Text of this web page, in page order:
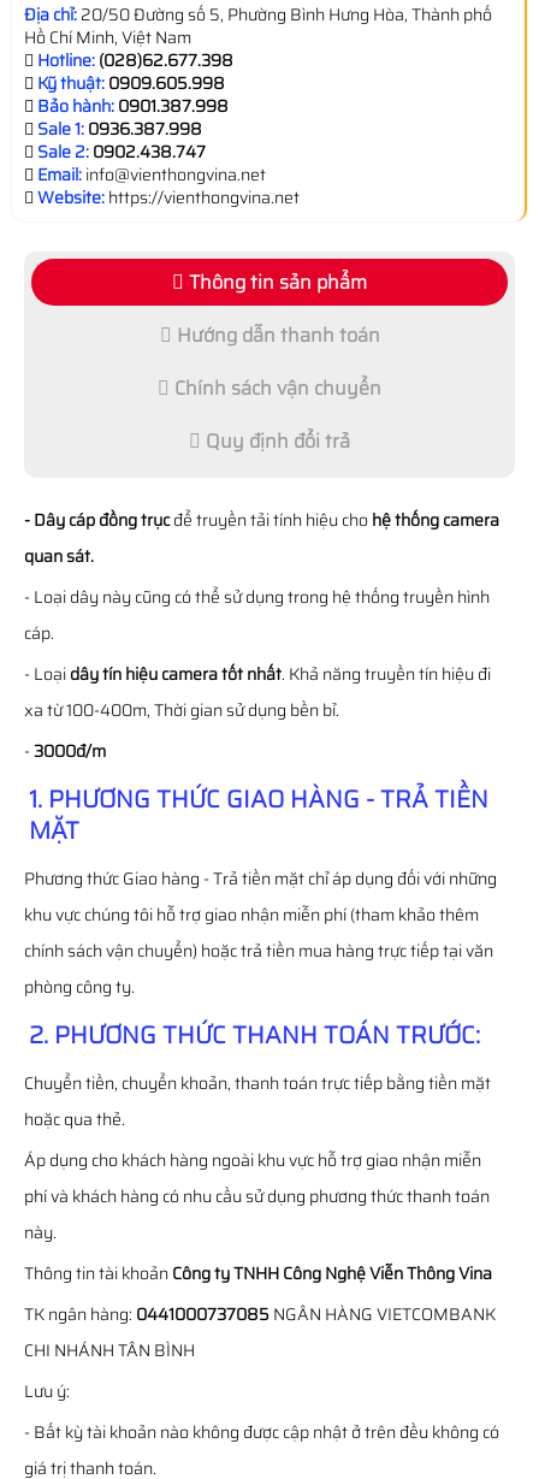
Địa chỉ:20/50 Đường số 5, Phường Bình Hưng Hòa, Thành phố
Hồ Chí Minh, Việt Nam
Hotline:(028)62.677.398
Kỹ thuật:0909.605.998
Bảo hành:0901.387.998
Sale 1:0936.387.998
Sale 2:0902.438.747
Email:info@vienthongvina.net
Website:https://vienthongvina.net
Thông tin sản phẩm
Hướng dẫn thanh toán
Chính sách vận chuyển
Quy định đổi trả
- Dây cáp đồng trụcđể truyền tải tính hiệu chohệ thống camera
quan sát.
- Loại dây này cũng có thể sử dụng trong hệ thống truyền hình
cáp.
- Loạidây tín hiệu camera tốt nhất. Khả năng truyền tín hiệu đi
xa từ 100-400m, Thời gian sử dụng bền bỉ.
-3000đ/m
1. PHƯƠNG THỨC GIAO HÀNG - TRẢ TIỀN
MẶT
Phương thức Giao hàng - Trả tiền mặt chỉ áp dụng đối với những
khu vực chúng tôi hỗ trợ giao nhận miễn phí (tham khảo thêm
chính sách vận chuyển) hoặc trả tiền mua hàng trực tiếp tại văn
phòng công ty.
2. PHƯƠNG THỨC THANH TOÁN TRƯỚC:
Chuyển tiền, chuyển khoản, thanh toán trực tiếp bằng tiền mặt
hoặc qua thẻ.
Áp dụng cho khách hàng ngoài khu vực hỗ trợ giao nhận miễn
phí và khách hàng có nhu cầu sử dụng phương thức thanh toán
này.
Thông tin tài khoảnCông ty TNHH Công Nghệ Viễn Thông Vina
TK ngân hàng: 0441000737085NGÂN HÀNG VIETCOMBANK
CHI NHÁNH TÂN BÌNH
Lưu ý:
- Bất kỳ tài khoản nào không được cập nhật ở trên đều không có
giá trị thanh toán.